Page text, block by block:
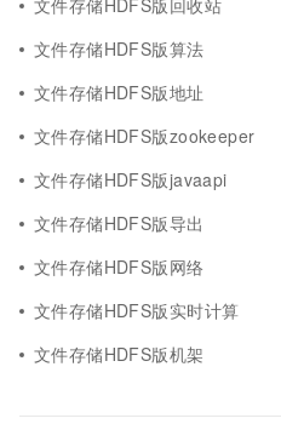
文件存储HDFS版回收站
文件存储HDFS版算法
文件存储HDFS版地址
文件存储HDFS版zookeeper
文件存储HDFS版javaapi
文件存储HDFS版导出
文件存储HDFS版网络
文件存储HDFS版实时计算
文件存储HDFS版机架